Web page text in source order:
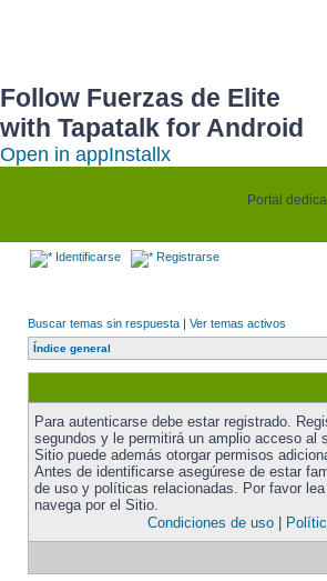
Follow Fuerzas de Elite
with Tapatalk for Android
Open in appInstall x
Portal
Identificarse Registrarse
Buscar temas sin respuesta | Ver temas activos
Índice general
Para autenticarse debe estar registrado.
segundos y le permitirá un amplio acceso al
Sitio puede además otorgar permisos
Antes de identificarse asegúrese de estar
de uso y políticas relacionadas. Por favor
navega por el Sitio.
Condiciones de uso|